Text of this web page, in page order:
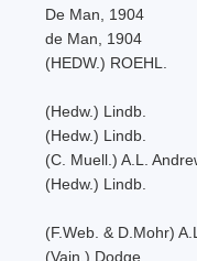
De Man, 1904
de Man, 1904
(HEDW.) ROEHL.
(Hedw.) Lindb.
(Hedw.) Lindb.
(C. Muell.) A.L.
(Hedw.) Lindb.
(F.Web. & D.Mohr)
(Vain.) Dodge